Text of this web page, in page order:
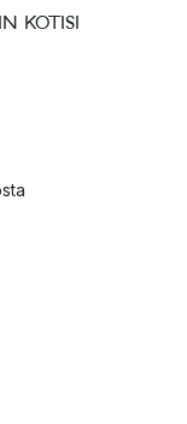
KOTISI